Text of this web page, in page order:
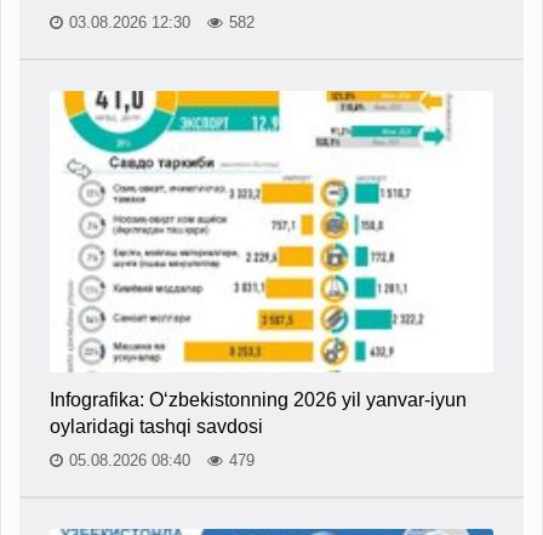
03.08.2026 12:30 582
Infografika: O‘zbekistonning 2026 yil yanvar-iyun
oylaridagi tashqi savdosi
05.08.2026 08:40 479